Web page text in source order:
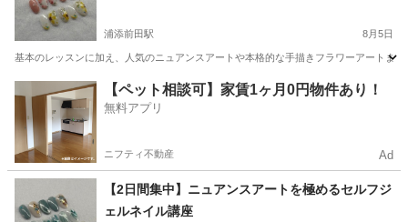
浦添前田駅 8月5日
基本のレッスンに加え、人気のニュアンスアートや本格的な手描きフラワーアートま
宜野湾市 浦添前田駅 ネイル アート
【ペット相談可】家賃1ヶ月0円物件あり！
無料アプリ
ニフティ不動産 Ad
【2日間集中】ニュアンスアートを極めるセルフジ
ェルネイル講座